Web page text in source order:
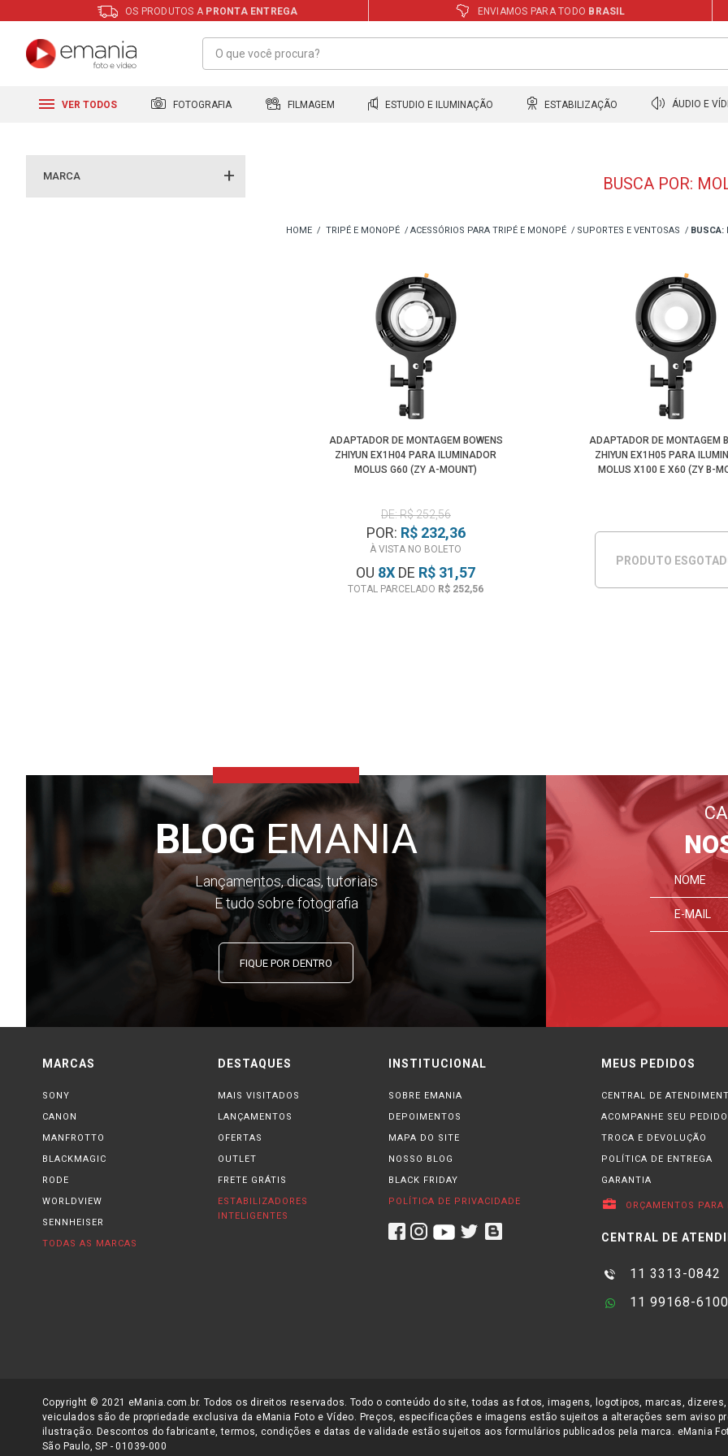
OS PRODUTOS A PRONTA ENTREGA ENVIAMOS PARA TODO BRASIL
VER TODOS FOTOGRAFIA FILMAGEM ESTUDIO E ILUMINAÇÃO ESTABILIZAÇÃO ÁUDIO E
MARCA BUSCA POR:
TRIPÉ E MONOPÉ ACESSÓRIOS PARA TRIPÉ E MONOPÉ SUPORTES E VENTOSAS BUSCA:
ADAPTADOR DE MONTAGEM BOWENS
ZHIYUN EX1H04 PARA ILUMINADOR
MOLUS G60 (ZY A-MOUNT)
DE: R$ 252,56
POR: R$ 232,36
À VISTA NO BOLETO
OU 8X DE R$ 31,57
TOTAL PARCELADO R$ 252,56
ADAPTADOR DE MONTAGEM
ZHIYUN EX1H05 PARA
MOLUS X100 E X60 (ZY B-
PRODUTO
BLOGEMANIA
Lançamentos, dicas, tutoriais
E tudo sobre fotografia
FIQUE POR DENTRO
MARCAS
SONY
CANON
MANFROTTO
BLACKMAGIC
RODE
WORLDVIEW
SENNHEISER
TODAS AS MARCAS
DESTAQUES
MAIS VISITADOS
LANÇAMENTOS
OFERTAS
OUTLET
FRETE GRÁTIS
ESTABILIZADORES
INTELIGENTES
INSTITUCIONAL
SOBRE EMANIA
DEPOIMENTOS
MAPA DO SITE
NOSSO BLOG
BLACK FRIDAY
POLÍTICA DE PRIVACIDADE
MEUS PEDIDOS
CENTRAL DE
ACOMPANHE SEU PEDIDO
TROCA E DEVOLUÇÃO
POLÍTICA DE ENTREGA
GARANTIA
ORÇAMENTOS PARA
CENTRAL DE
11 3313-0842
11 99168-6100
Copyright © 2021 eMania.com.br. Todos os direitos reservados. Todo o conteúdo do site, todas as fotos, imagens, logotipos, marcas,
veiculados são de propriedade exclusiva da eMania Foto e Vídeo. Preços, especificações e imagens estão sujeitos a alterações sem aviso
ilustração. Descontos do fabricante, termos, condições e datas de validade estão sujeitos aos formulários publicados pela marca. eMania
São Paulo, SP - 01039-000